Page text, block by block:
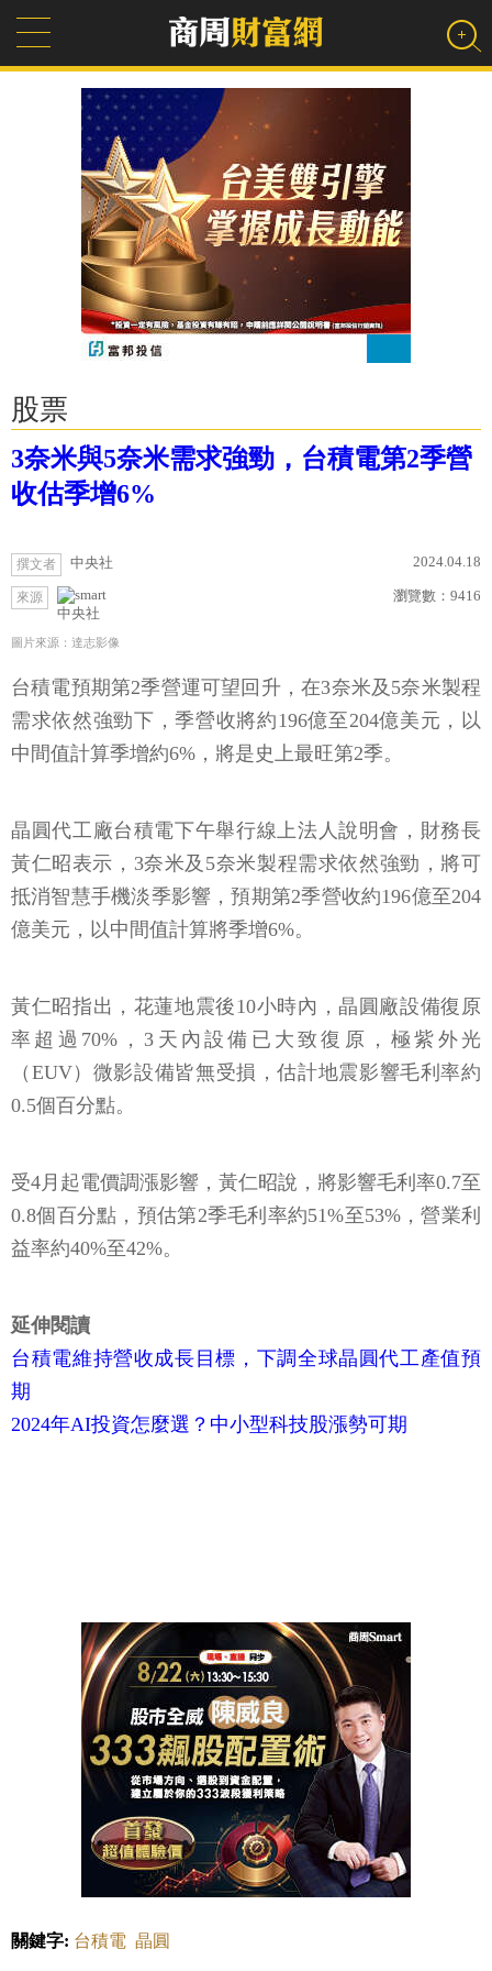
股票
3奈米與5奈米需求強勁，台積電第2季營
收估季增6%
撰文者 中央社 2024.04.18
來源
中央社
瀏覽數： 9416
圖片來源：達志影像
台積電預期第2季營運可望回升，在3奈米及5奈米製程
需求依然強勁下，季營收將約196億至204億美元，以
中間值計算季增約6%，將是史上最旺第2季。
晶圓代工廠台積電下午舉行線上法人說明會，財務長
黃仁昭表示，3奈米及5奈米製程需求依然強勁，將可
抵消智慧手機淡季影響，預期第2季營收約196億至204
億美元，以中間值計算將季增6%。
黃仁昭指出，花蓮地震後10小時內，晶圓廠設備復原
率超過70%，3天內設備已大致復原，極紫外光
（EUV）微影設備皆無受損，估計地震影響毛利率約
0.5個百分點。
受4月起電價調漲影響，黃仁昭說，將影響毛利率0.7至
0.8個百分點，預估第2季毛利率約51%至53%，營業利
益率約40%至42%。
延伸閱讀
台積電維持營收成長目標，下調全球晶圓代工產值預
期
2024年AI投資怎麼選？中小型科技股漲勢可期
關鍵字: 台積電 晶圓